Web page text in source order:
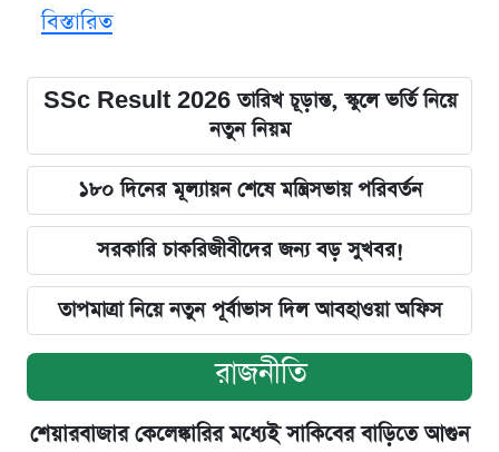
বিস্তারিত
SSc Result 2026 তারিখ চূড়ান্ত, স্কুলে ভর্তি নিয়ে
নতুন নিয়ম
১৮০ দিনের মূল্যায়ন শেষে মন্ত্রিসভায় পরিবর্তন
সরকারি চাকরিজীবীদের জন্য বড় সুখবর!
তাপমাত্রা নিয়ে নতুন পূর্বাভাস দিল আবহাওয়া অফিস
রাজনীতি
শেয়ারবাজার কেলেঙ্কারির মধ্যেই সাকিবের বাড়িতে আগুন